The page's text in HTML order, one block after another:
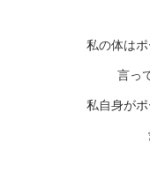
私の体は
言っ
私自身が